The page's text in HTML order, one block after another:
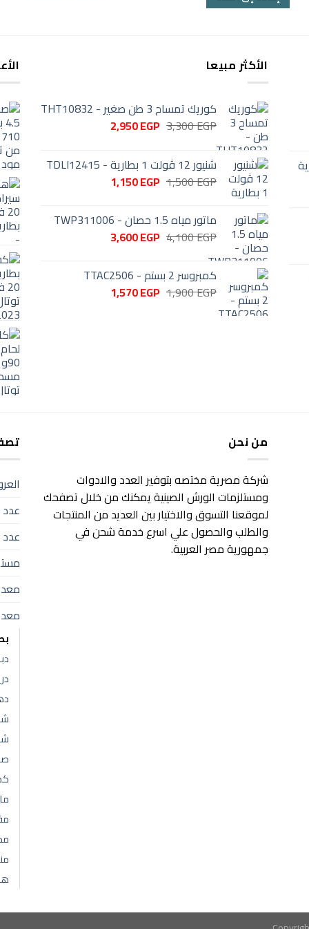
الأكثر مبيعا
كوريك تمساح 3 طن صغير - THT10832
3,300EGP السعر
3,300 EGP.
2,950EGP السعر
2,950 EGP.
شنيور 12 ڤولت 1 بطارية - TDLI12415
1,500EGP السعر
1,500 EGP.
1,150EGP
1,150 EGP.
ماتور مياه 1.5 حصان - TWP311006
4,100EGP السعر
4,100 EGP.
3,600EGP السعر
3,600 EGP.
كمبروسر 2 بستم - TTAC2506
1,900EGP السعر1,570EGP
من نحن
شركة مصرية مختصه بتوفير العدد والادوات
ومستلزمات الورش الصينية يمكنك من خلال تصفحك
لموقعنا التسوق والاختيار بين العديد من المنتجات
والطلب والحصول علي اسرع خدمة شحن في
جمهورية مصر العربية.
عدد